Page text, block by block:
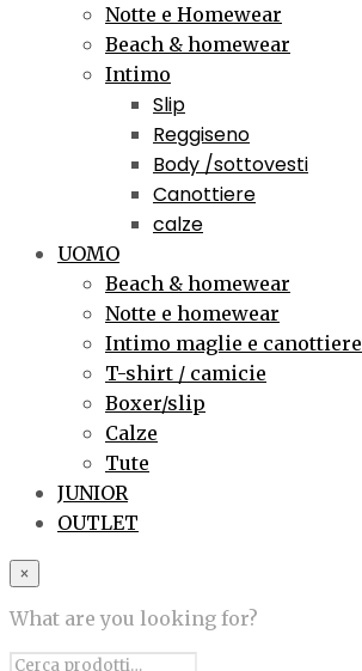
Notte e Homewear
Beach & homewear
Intimo
Slip
Reggiseno
Body /sottovesti
Canottiere
calze
UOMO
Beach & homewear
Notte e homewear
Intimo maglie e canottiere
T-shirt / camicie
Boxer/slip
Calze
Tute
JUNIOR
OUTLET
×
What are you looking for?